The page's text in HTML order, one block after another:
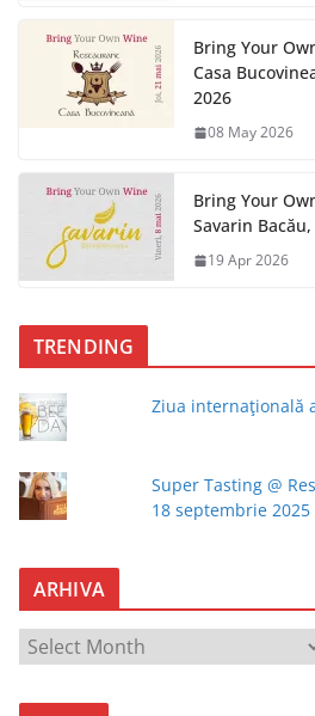
Bring Your
Casa
2026
08 May 2026
Bring Your
Savarin
19 Apr 2026
TRENDING
Ziua internaţională
Super Tasting @
18 septembrie 2025
ARHIVA
H